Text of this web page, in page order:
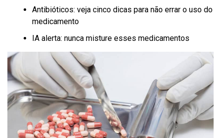
Antibióticos: veja cinco dicas para não errar o uso do
medicamento
IA alerta: nunca misture esses medicamentos